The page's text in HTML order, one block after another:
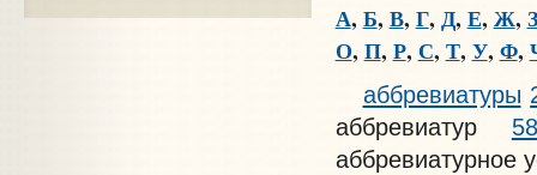
А, Б, В, Г, Д, Е, Ж,
О, П, Р, С, Т, У, Ф,
аббревиатуры
аббревиатур
аббревиатурное